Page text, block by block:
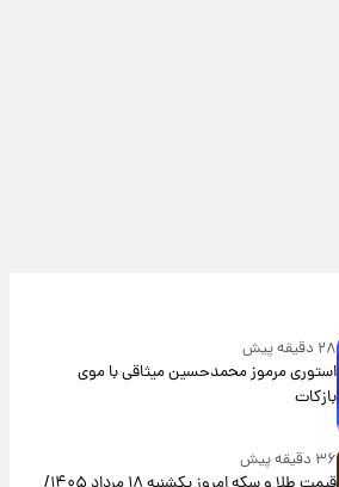
۲۸ دقیقه پیش
استوری مرموز محمدحسین میثاقی با موی
بازکات
۳۶ دقیقه پیش